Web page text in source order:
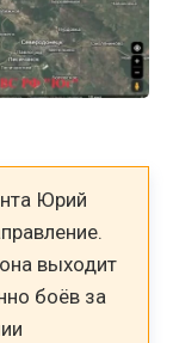
Юрий
выходит
боёв за